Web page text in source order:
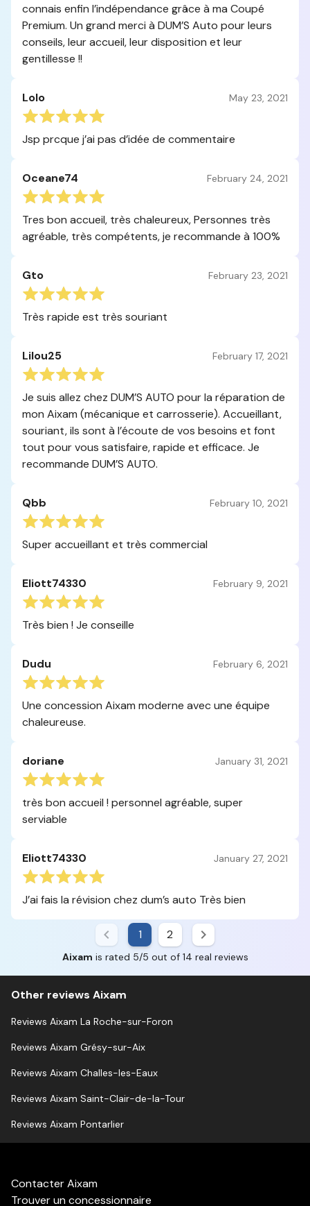
connais enfin l’indépendance grâce à ma Coupé
Premium. Un grand merci à DUM’S Auto pour leurs
conseils, leur accueil, leur disposition et leur
gentillesse !!
Lolo May 23, 2021
Jsp prcque j’ai pas d’idée de commentaire
Oceane74 February 24, 2021
Tres bon accueil, très chaleureux, Personnes très
agréable, très compétents, je recommande à 100%
Gto February 23, 2021
Très rapide est très souriant
Lilou25 February 17, 2021
Je suis allez chez DUM’S AUTO pour la réparation de
mon Aixam (mécanique et carrosserie). Accueillant,
souriant, ils sont à l’écoute de vos besoins et font
tout pour vous satisfaire, rapide et efficace. Je
recommande DUM’S AUTO.
Qbb February 10, 2021
Super accueillant et très commercial
Eliott74330 February 9, 2021
Très bien ! Je conseille
Dudu February 6, 2021
Une concession Aixam moderne avec une équipe
chaleureuse.
doriane January 31, 2021
très bon accueil ! personnel agréable, super
serviable
Eliott74330 January 27, 2021
J’ai fais la révision chez dum’s auto Très bien
1 2
Aixam is rated 5/5 out of 14 real reviews
Other reviews Aixam
Reviews Aixam La Roche-sur-Foron
Reviews Aixam Grésy-sur-Aix
Reviews Aixam Challes-les-Eaux
Reviews Aixam Saint-Clair-de-la-Tour
Reviews Aixam Pontarlier
Contacter Aixam
Trouver un concessionnaire